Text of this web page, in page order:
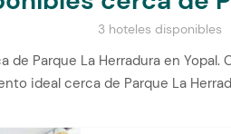
3 hoteles disponibles
de Parque La Herradura en
ideal cerca de Parque La